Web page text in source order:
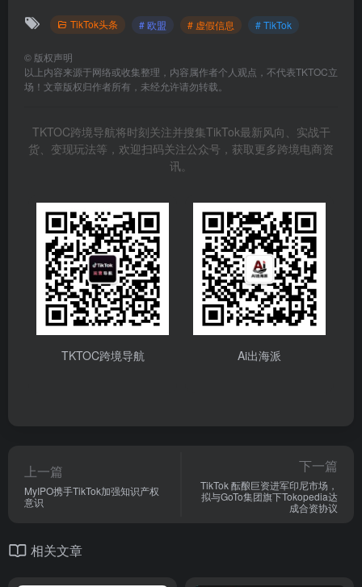
TikTok头条 # 欧盟 # 虚假信息 # TikTok
© 版权声明
以上内容来源于网络或收集整理，内容属作者个人观点，不代表TKTOC立
场！文章版权归作者所有，未经允许请勿转载。
TKTOC跨境导航将时刻关注并搜集TikTok最新风向、实战干
货、变现玩法等，欢迎扫码关注公众号，获取更多跨境电商资
讯。
TKTOC跨境导航 Ai出海派
上一篇
MyIPO携手TikTok加强知识产权
意识
下一篇
TikTok 酝酿巨资进军印尼市场，
拟与GoTo集团旗下Tokopedia达
成合资协议
相关文章